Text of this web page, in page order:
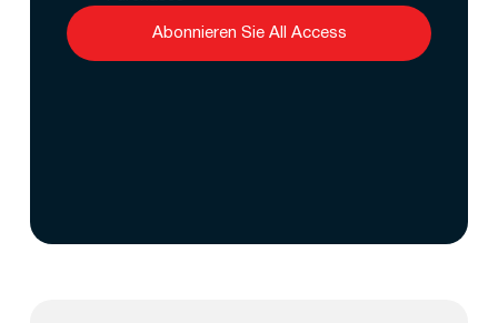
Abonnieren Sie All Access